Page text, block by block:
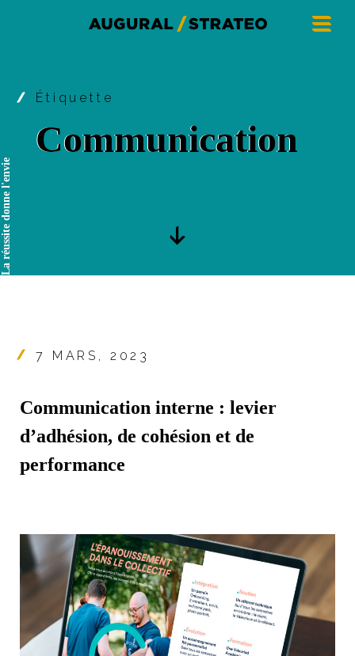
La réussite donne l'envie
Étiquette
Communication
7 MARS, 2023
Communication interne : levier
d’adhésion, de cohésion et de
performance